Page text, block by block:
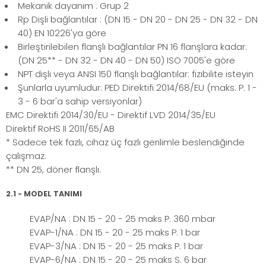
Mekanik dayanım : Grup 2
Rp Dişli bağlantılar : (DN 15 - DN 20 - DN 25 - DN 32 - DN
40) EN 10226'ya göre
Birleştirilebilen flanşlı bağlantılar PN 16 flanşlara kadar:
(DN 25** - DN 32 - DN 40 - DN 50) ISO 7005'e göre
NPT dişli veya ANSI 150 flanşlı bağlantılar: fizibilite isteyin
Şunlarla uyumludur: PED Direktifi 2014/68/EU (maks. P. 1 -
3 - 6 bar'a sahip versiyonlar)
EMC Direktifi 2014/30/EU - Direktif LVD 2014/35/EU
Direktif RoHS II 2011/65/AB
* Sadece tek fazlı, cihaz üç fazlı gerilimle beslendiğinde
çalışmaz.
** DN 25, döner flanşlı.
2.1 - MODEL TANIMI
EVAP/NA : DN 15 - 20 - 25 maks P. 360 mbar
EVAP-1/NA : DN 15 - 20 - 25 maks P. 1 bar
EVAP-3/NA : DN 15 - 20 - 25 maks P. 1 bar
EVAP-6/NA : DN 15 - 20 - 25 maks S. 6 bar